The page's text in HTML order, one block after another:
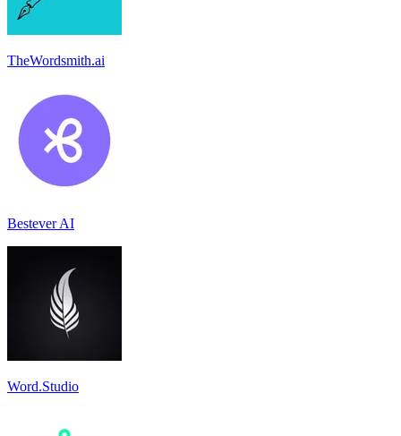
TheWordsmith.ai
Bestever AI
Word.Studio